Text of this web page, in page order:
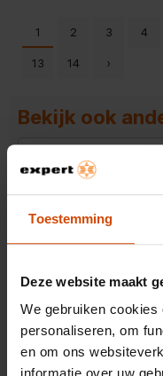
Toestemming
Deze website maakt
We gebruiken
personaliseren, om
en om ons
1 2 3 4
13 14 ›
Bekijk ook
Expert Dordrecht
Expert Hillegom
Expert Oss
Expert Surhuisterveen
Expert Wieringerwerf